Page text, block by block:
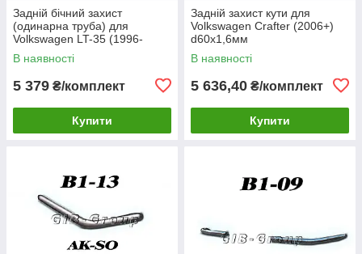
Задній бічний захист
(одинарна труба) для
Volkswagen LT-35 (1996-
2006) d60х1,6мм
В наявності
5 379 ₴/комплект
Купити
Задній захист кути для
Volkswagen Crafter (2006+)
d60х1,6мм
В наявності
5 636,40 ₴/комплект
Купити